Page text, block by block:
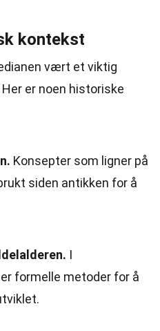
kontekst
vært et viktig
er noen historiske
Konsepter som ligner på
siden antikken for å
I
formelle metoder for å